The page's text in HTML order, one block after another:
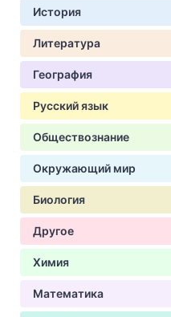
История
Литература
География
Русский язык
Обществознание
Окружающий мир
Биология
Другое
Химия
Математика